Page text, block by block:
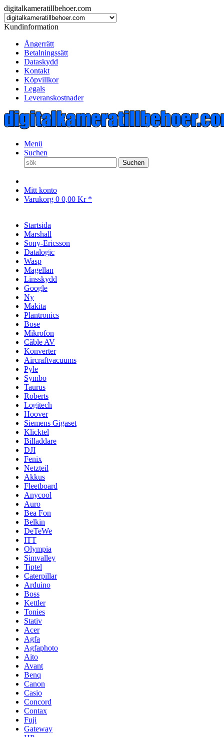
digitalkameratillbehoer.com
Kundinformation
Ångerrätt
Betalningssätt
Dataskydd
Kontakt
Köpvillkor
Legals
Leveranskostnader
Menü
Suchen
Suchen
Mitt konto
Varukorg 0 0,00 Kr *
Startsida
Marshall
Sony-Ericsson
Datalogic
Wasp
Magellan
Linsskydd
Google
Ny
Makita
Plantronics
Bose
Mikrofon
Câble AV
Konverter
Aircraftvacuums
Pyle
Symbo
Taurus
Roberts
Logitech
Hoover
Siemens Gigaset
Klicktel
Billaddare
DJI
Fenix
Netzteil
Akkus
Fleetboard
Anycool
Auro
Bea Fon
Belkin
DeTeWe
ITT
Olympia
Simvalley
Tiptel
Caterpillar
Arduino
Boss
Kettler
Tonies
Stativ
Acer
Agfa
Agfaphoto
Aito
Avant
Benq
Canon
Casio
Concord
Contax
Fuji
Gateway